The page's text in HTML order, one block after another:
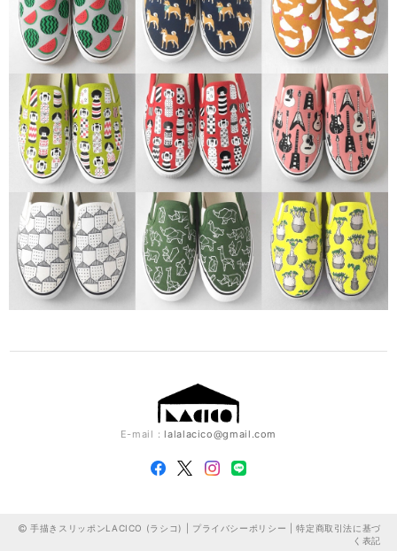
E-mail：lalalacico@gmail.com
手描きスリッポンLACICO (ラシコ) | プライバシーポリシー |特定商取引法に基づ
く表記